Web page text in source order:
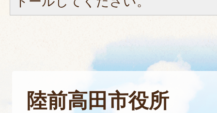
陸前高田市役所